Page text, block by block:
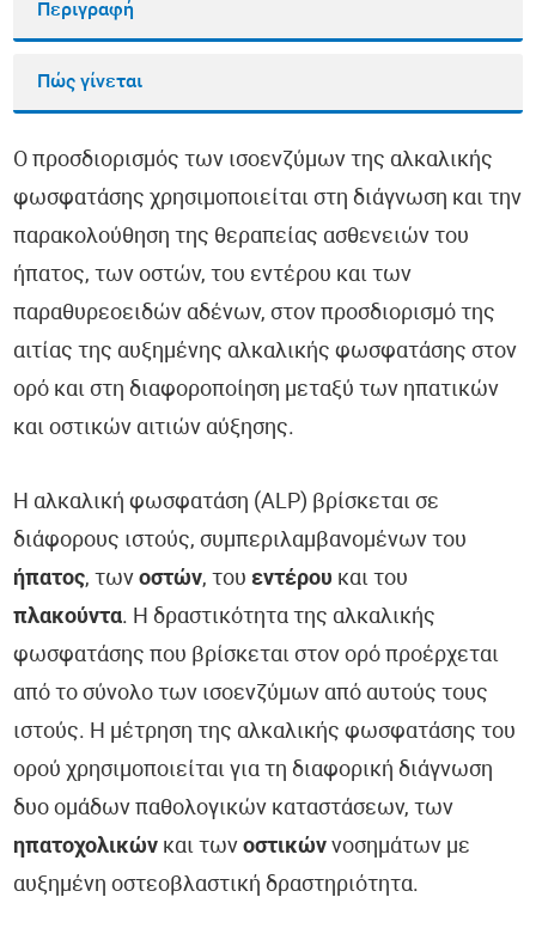
Περιγραφή
Πώς γίνεται
Ο προσδιορισμός των ισοενζύμων της αλκαλικής
φωσφατάσης χρησιμοποιείται στη διάγνωση και την
παρακολούθηση της θεραπείας ασθενειών του
ήπατος, των οστών, του εντέρου και των
παραθυρεοειδών αδένων, στον προσδιορισμό της
αιτίας της αυξημένης αλκαλικής φωσφατάσης στον
ορό και στη διαφοροποίηση μεταξύ των ηπατικών
και οστικών αιτιών αύξησης.
Η αλκαλική φωσφατάση (ALP) βρίσκεται σε
διάφορους ιστούς, συμπεριλαμβανομένων του
ήπατος, τωνοστών, τουεντέρου και του
πλακούντα. Η δραστικότητα της αλκαλικής
φωσφατάσης που βρίσκεται στον ορό προέρχεται
από το σύνολο των ισοενζύμων από αυτούς τους
ιστούς. Η μέτρηση της αλκαλικής φωσφατάσης του
ορού χρησιμοποιείται για τη διαφορική διάγνωση
δυο ομάδων παθολογικών καταστάσεων, των
ηπατοχολικών και τωνοστικώννοσημάτων με
αυξημένη οστεοβλαστική δραστηριότητα.